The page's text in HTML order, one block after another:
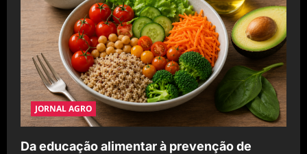
JORNAL AGRO
Da educação alimentar à prevenção de